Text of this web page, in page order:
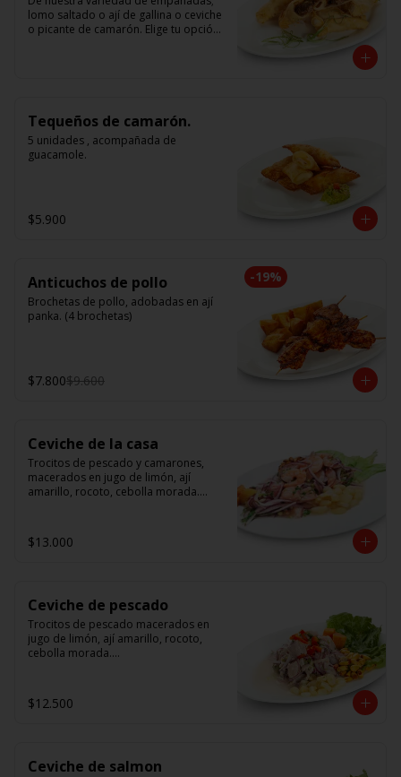
lomo saltado o ají de gallina o ceviche
o picante de camarón. Elige tu opción
Tequeños de camarón.
5 unidades , acompañada de
guacamole.
$5.900
-19%
Anticuchos de pollo
Brochetas de pollo, adobadas en ají
panka. (4 brochetas)
$7.800$9.600
Ceviche de la casa
Trocitos de pescado y camarones,
macerados en jugo de limón, ají
amarillo, rocoto, cebolla morada.
$13.000
Ceviche de pescado
Trocitos de pescado macerados en
jugo de limón, ají amarillo, rocoto,
cebolla morada.
$12.500
Ceviche de salmon